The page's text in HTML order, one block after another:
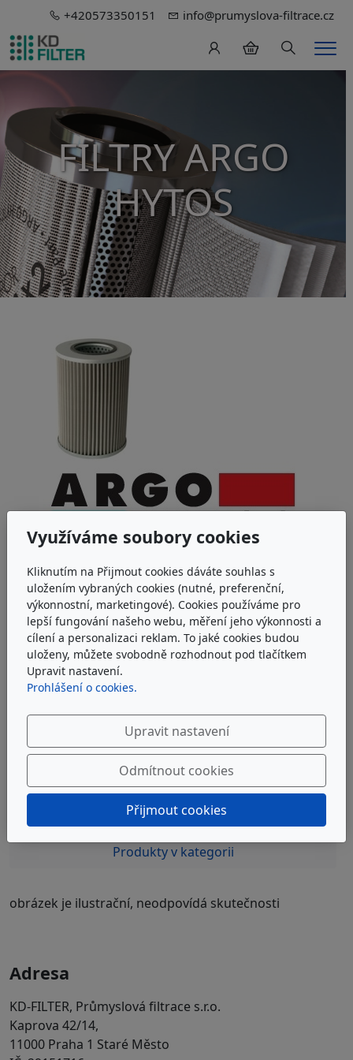
+420573350151 info@prumyslova-filtrace.cz
Hledání
FILTRY ARGO
HYTOS
ARGO-HYTOS S2.0933-05K
Sítová filtrační vložka Argo-Hytos S2.0933-05K
u dodavatele
6 992 Kčbez DPH
Do košíku
Popis produktu
Produkty v kategorii
obrázek je ilustrační, neodpovídá skutečnosti
Adresa
KD-FILTER, Průmyslová filtrace s.r.o.
Kaprova 42/14,
11000 Praha 1 Staré Město
Využíváme soubory cookies
Kliknutím na Přijmout cookies dáváte souhlas s
uložením vybraných cookies (nutné, preferenční,
výkonnostní, marketingové). Cookies používáme pro
lepší fungování našeho webu, měření jeho výkonnosti a
cílení a personalizaci reklam. To jaké cookies budou
uloženy, můžete svobodně rozhodnout pod tlačítkem
Upravit nastavení.
Prohlášení o cookies.
Upravit nastavení
Odmítnout cookies
Přijmout cookies